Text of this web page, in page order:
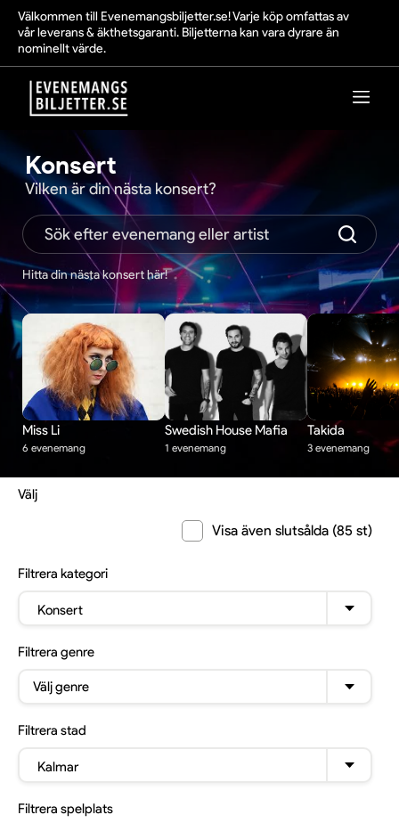
Välkommen till Evenemangsbiljetter.se! Varje köp omfattas av
vår leverans & äkthetsgaranti. Biljetterna kan vara dyrare än
nominellt värde.
Konsert
Vilken är din nästa konsert?
Hitta din nästa konsert här!
Miss Li
6 evenemang
Swedish House Mafia
1 evenemang
Takida
3 evenemang
Välj
Visa även slutsålda (85 st)
Filtrera kategori
Konsert
Filtrera genre
Välj genre
Filtrera stad
Kalmar
Filtrera spelplats